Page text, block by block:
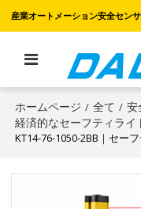
産業オートメーション安全セン
ホームページ / 全て / 安
経済的なセーフティラ
KT14-76-1050-2BB｜セー